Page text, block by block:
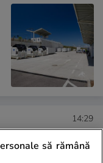
14:29
să rămână